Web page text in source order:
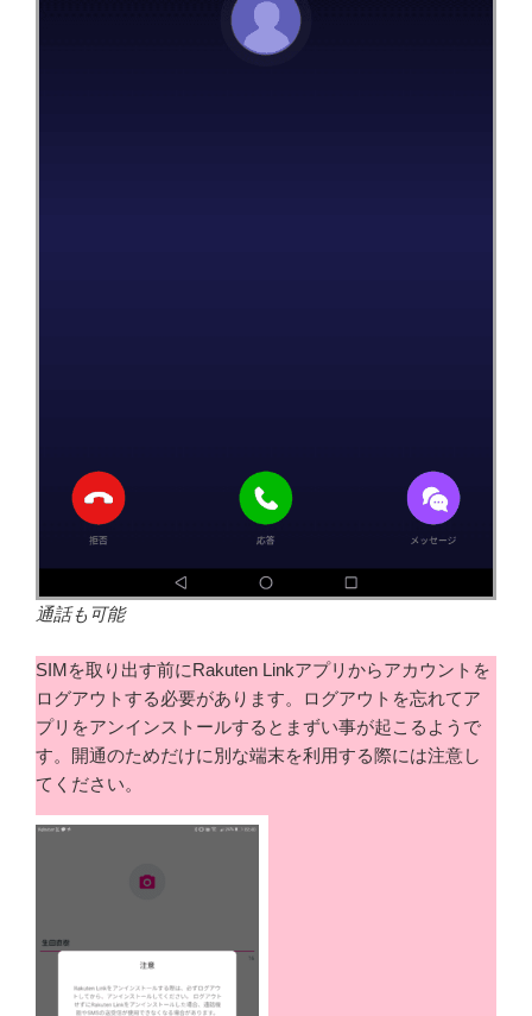
通話も可能
SIMを取り出す前にRakuten Linkアプリからアカウントを
ログアウトする必要があります。ログアウトを忘れてア
プリをアンインストールするとまずい事が起こるようで
す。開通のためだけに別な端末を利用する際には注意し
てください。